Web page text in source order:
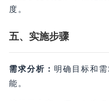
度。
五、实施步骤
需求分析： 明确目标和
能。